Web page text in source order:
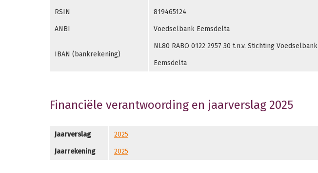
RSIN 819465124
ANBI Voedselbank Eemsdelta
IBAN (bankrekening)
NL80 RABO 0122 2957 30 t.n.v. Stichting Voedselbank
Eemsdelta
Financiële verantwoording en jaarverslag 2025
Jaarverslag 2025
Jaarrekening 2025